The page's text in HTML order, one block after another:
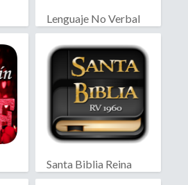
Lenguaje No Verbal
Santa Biblia Reina
Valera